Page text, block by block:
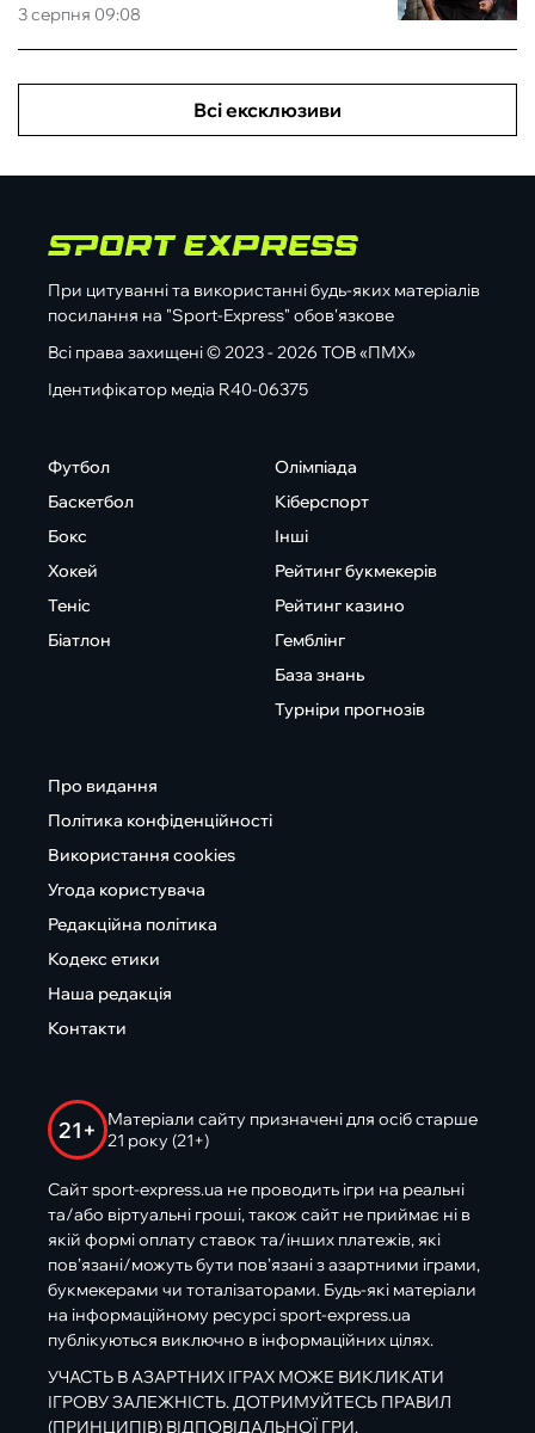
3 серпня 09:08
Всі ексклюзиви
При цитуванні та використанні будь-яких матеріалів
посилання на "Sport-Express" обов'язкове
Всі права захищені © 2023 - 2026 ТОВ «ПМХ»
Ідентифікатор медіа R40-06375
Футбол
Баскетбол
Бокс
Хокей
Теніс
Біатлон
Олімпіада
Кіберспорт
Інші
Рейтинг букмекерів
Рейтинг казино
Гемблінг
База знань
Турніри прогнозів
Про видання
Політика конфіденційності
Використання cookies
Угода користувача
Редакційна політика
Кодекс етики
Наша редакція
Контакти
21+
Матеріали сайту призначені для осіб старше
21 року (21+)
Сайт sport-express.ua не проводить ігри на реальні
та/або віртуальні гроші, також сайт не приймає ні в
якій формі оплату ставок та/інших платежів, які
пов’язані/можуть бути пов’язані з азартними іграми,
букмекерами чи тоталізаторами. Будь-які матеріали
на інформаційному ресурсі sport-express.ua
публікуються виключно в інформаційних цілях.
УЧАСТЬ В АЗАРТНИХ ІГРАХ МОЖЕ ВИКЛИКАТИ
ІГРОВУ ЗАЛЕЖНІСТЬ. ДОТРИМУЙТЕСЬ ПРАВИЛ
(ПРИНЦИПІВ) ВІДПОВІДАЛЬНОЇ ГРИ.